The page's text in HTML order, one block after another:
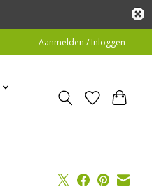
Aanmelden / Inloggen